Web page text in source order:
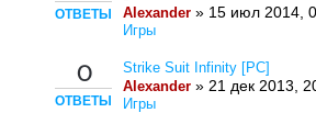
ОТВЕТЫ
Alexander » 15 июл 2014,
Игры
0
ОТВЕТЫ
Strike Suit Infinity [PC]
Alexander » 21 дек 2013,
Игры